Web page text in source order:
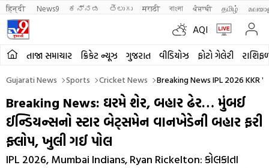
हिन्दी News9 ಕನ್ನಡ తెలుగు मराठी বাংলা ਪੰਜਾਬੀ தமிழ்
AQI
તાજા સમાચાર ક્રિકેટ ન્યૂઝ ગુજરાત વીડિયોઝ ફોટો ગેલેરી
Gujarati News Sports Cricket News Breaking News IPL 2026 KKR
Breaking News: ઘરમે શેર, બહાર ઢેર… મુંબઈ
ઈન્ડિયન્સનો સ્ટાર બેટ્સમેન વાનખેડેની બહાર ફરી
ફ્લોપ, ખુલી ગઈ પોલ
IPL 2026, Mumbai Indians, Ryan Rickelton: કોલકાતા